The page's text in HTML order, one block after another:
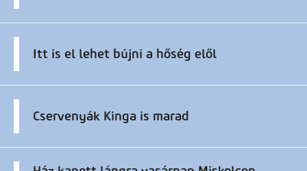
Itt is el lehet bújni a hőség elől
Cservenyák Kinga is marad